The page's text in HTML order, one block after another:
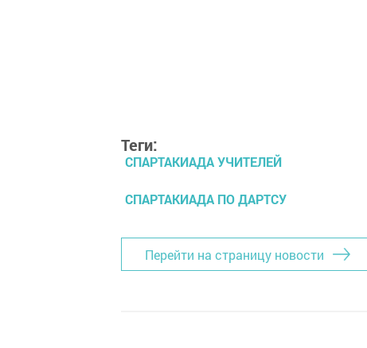
Теги:
СПАРТАКИАДА УЧИТЕЛЕЙ
СПАРТАКИАДА ПО ДАРТСУ
Перейти на страницу новости